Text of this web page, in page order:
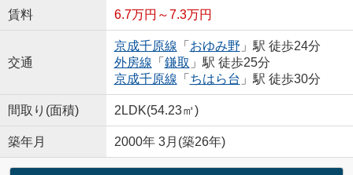
賃料 6.7万円～7.3万円
交通
京成千原線 「 おゆみ野 」駅 徒歩24分
外房線 「 鎌取 」駅 徒歩25分
京成千原線 「 ちはら台 」駅 徒歩30分
間取り(面積) 2LDK(54.23㎡)
築年月 2000年 3月(築26年)